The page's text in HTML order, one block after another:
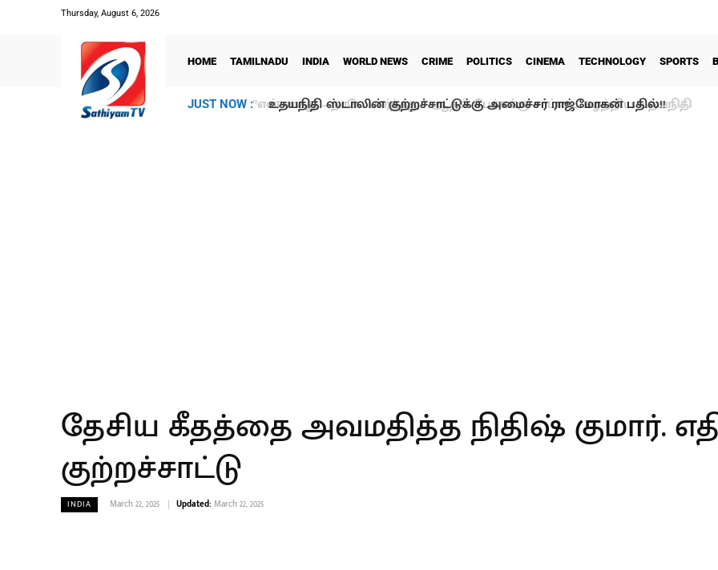
Thursday, August 6, 2026
HOME TAMILNADU INDIA WORLD NEWS CRIME POLITICS CINEMA TECHNOLOGY SPORTS
JUST NOW : உதயநிதி ஸ்டாலின் குற்றச்சாட்டுக்கு அமைச்சர் ராஜ்மோகன் பதில்!!
தேசிய கீதத்தை அவமதித்த நிதிஷ் குமார்.
குற்றச்சாட்டு
INDIA March 22, 2025 Updated: March 22, 2025